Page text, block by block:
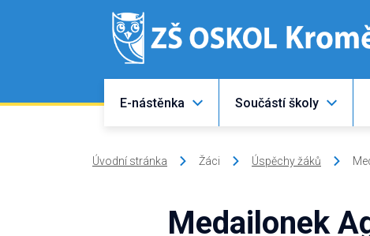
E-nástěnka Součástí školy
Úvodní stránka Žáci Úspěchy žáků
Medailonek